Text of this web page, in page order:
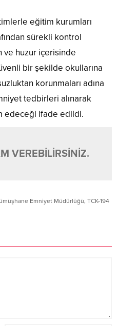
eğitim kurumları
sürekli kontrol
huzur içerisinde
bir şekilde okullarına
korunmaları adına
tedbirleri alınarak
edeceği ifade edildi.
VEREBİLİRSİNİZ.
Emniyet Müdürlüğü, TCK-194